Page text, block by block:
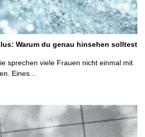
Warum du genau hinsehen solltest
sprechen viele Frauen nicht einmal mit
Eines...